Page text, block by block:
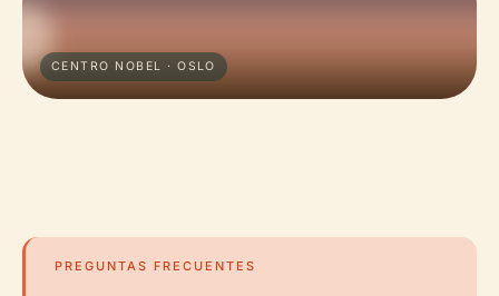
CENTRO NOBEL · OSLO
PREGUNTAS FRECUENTES